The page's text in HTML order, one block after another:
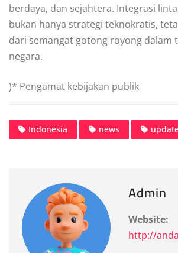
berdaya, dan sejahtera. Integrasi
bukan hanya strategi teknokratis,
dari semangat gotong royong dalam
negara.
)* Pengamat kebijakan publik
Indonesia news
Admin
Website:
http://